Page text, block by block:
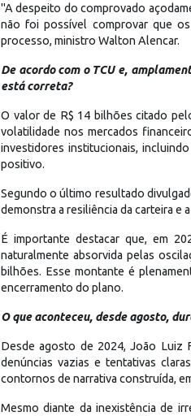
"A despeito do comprovado
não foi possível comprovar que
processo, ministro Walton Alencar.
De acordo com o TCU e,
está correta?
O valor de R$ 14 bilhões citado
volatilidade nos mercados
investidores institucionais,
positivo.
Segundo o último resultado
demonstra a resiliência da carteira e
É importante destacar que, em
naturalmente absorvida pelas
bilhões. Esse montante é
encerramento do plano.
O que aconteceu, desde agosto,
Desde agosto de 2024, João Luiz
denúncias vazias e tentativas
contornos de narrativa construída,
Mesmo diante da inexistência de